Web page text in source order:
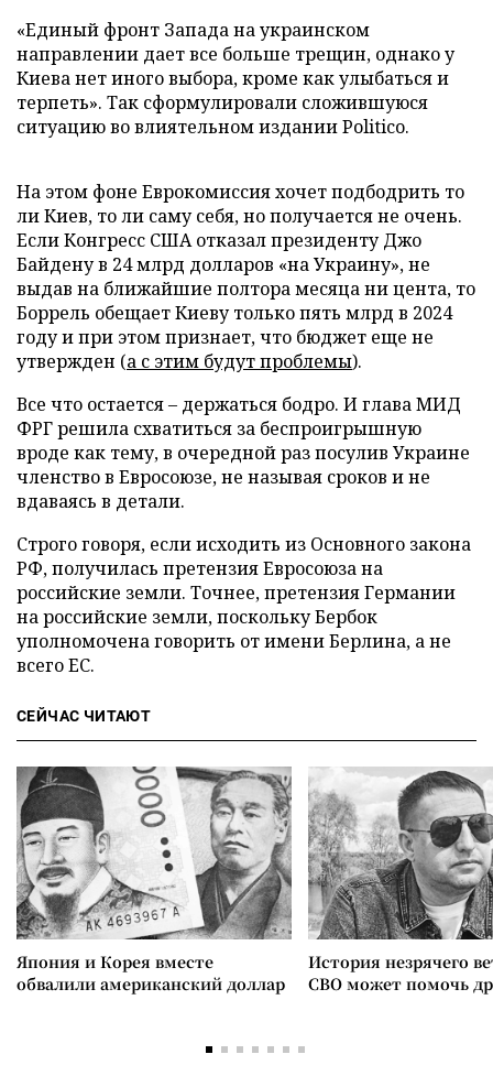
«Единый фронт Запада на украинском
направлении дает все больше трещин, однако у
Киева нет иного выбора, кроме как улыбаться и
терпеть». Так сформулировали сложившуюся
ситуацию во влиятельном издании Politico.
На этом фоне Еврокомиссия хочет подбодрить то
ли Киев, то ли саму себя, но получается не очень.
Если Конгресс США отказал президенту Джо
Байдену в 24 млрд долларов «на Украину», не
выдав на ближайшие полтора месяца ни цента, то
Боррель обещает Киеву только пять млрд в 2024
году и при этом признает, что бюджет еще не
утвержден (а с этим будут проблемы).
Все что остается – держаться бодро. И глава МИД
ФРГ решила схватиться за беспроигрышную
вроде как тему, в очередной раз посулив Украине
членство в Евросоюзе, не называя сроков и не
вдаваясь в детали.
Строго говоря, если исходить из Основного закона
РФ, получилась претензия Евросоюза на
российские земли. Точнее, претензия Германии
на российские земли, поскольку Бербок
уполномочена говорить от имени Берлина, а не
всего ЕС.
СЕЙЧАС ЧИТАЮТ
Япония и Корея вместе
обвалили американский доллар
История незрячего
СВО может помочь